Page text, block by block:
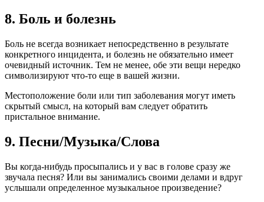
8. Боль и болезнь
Боль не всегда возникает непосредственно в результате
конкретного инцидента, и болезнь не обязательно имеет
очевидный источник. Тем не менее, обе эти вещи нередко
символизируют что-то еще в вашей жизни.
Местоположение боли или тип заболевания могут иметь
скрытый смысл, на который вам следует обратить
пристальное внимание.
9. Песни/Музыка/Слова
Вы когда-нибудь просыпались и у вас в голове сразу же
звучала песня? Или вы занимались своими делами и вдруг
услышали определенное музыкальное произведение?